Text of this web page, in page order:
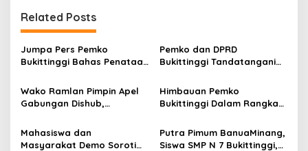
g
a
s
i
p
o
s
Related Posts
Jumpa Pers Pemko
Bukittinggi Bahas Penataan
Kampus UFDK
Pemko dan DPRD
Bukittinggi Tandatangani
Perubahan KUA-PPAS APBD
2026
Wako Ramlan Pimpin Apel
Gabungan Dishub,
Persiapan Angkutan Gratis
Pelajar
Himbauan Pemko
Bukittinggi Dalam Rangka
Tahun ke-81 Kemerdekaan
Republik Indonesia
Mahasiswa dan
Masyarakat Demo Soroti
Putra Pimum BanuaMinang,
Siswa SMP N 7 Bukittinggi,